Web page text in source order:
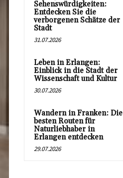
Sehenswürdigkeiten:
Entdecken Sie die
verborgenen Schätze der
Stadt
31.07.2026
Leben in Erlangen:
Einblick in die Stadt der
Wissenschaft und Kultur
30.07.2026
Wandern in Franken: Die
besten Routen für
Naturliebhaber in
Erlangen entdecken
29.07.2026